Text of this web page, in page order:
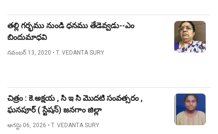
తల్లి గర్భము నుండి ధనము తేడెవ్వడు--ఎం
బిందుమాధవి
నవంబర్ 13, 2020 • T. VEDANTA SURY
చిత్రం : కె.అక్షయ , సి ఇ సి మొదటి సంవత్సరం ,
ఘనపూర్ ( స్టేషన్) జనగాం జిల్లా
ఆగస్టు 06, 2026 • T. VEDANTA SURY